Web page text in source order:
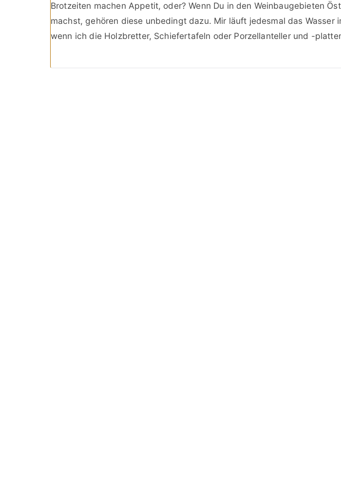
Brotzeiten machen Appetit, oder? Wenn Du in den Weinbaugebieten
machst, gehören diese unbedingt dazu. Mir läuft jedesmal das Wasser
wenn ich die Holzbretter, Schiefertafeln oder Porzellanteller und -